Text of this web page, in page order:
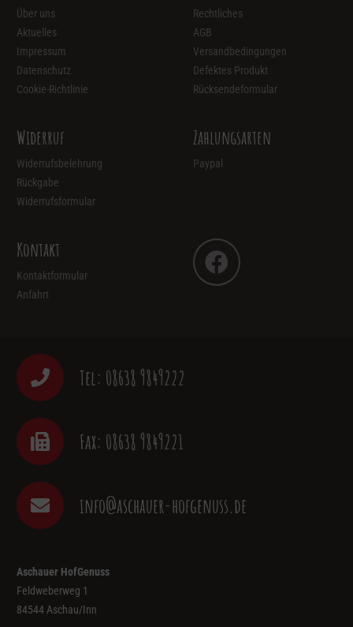
Über uns
Aktuelles
Impressum
Datenschutz
Cookie-Richtlinie
Rechtliches
AGB
Versandbedingungen
Defektes Produkt
Rücksendeformular
Widerruf
Widerrufsbelehrung
Rückgabe
Widerrufsformular
Zahlungsarten
Paypal
Kontakt
Kontaktformular
Anfahrt
Tel: 08638 9849222
Fax: 08638 9849221
info@aschauer-hofgenuss.de
Aschauer HofGenuss
Feldweberweg 1
84544 Aschau/Inn